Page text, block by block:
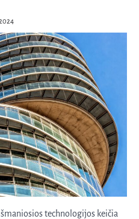
technologijos keičia